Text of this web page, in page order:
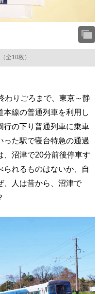
全10枚）
わりごろまで、東京～静
本線の普通列車を利用し
行の下り普通列車に乗車
た駅で寝台特急の通過
、沼津で20分前後停車す
られるものはないか、自
、人は昔から、沼津で